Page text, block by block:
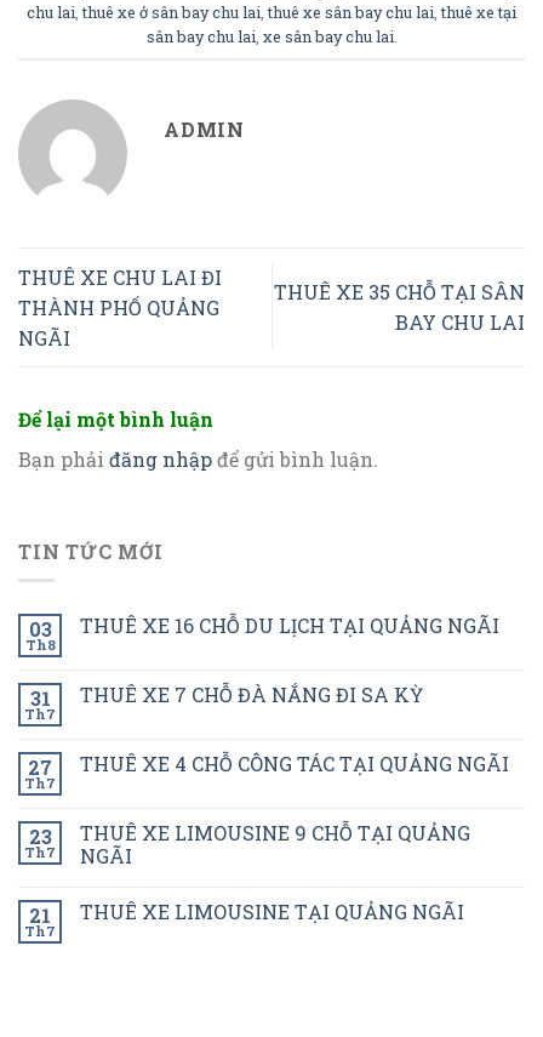
chu lai ,thuê xe ở sân bay chu lai ,thuê xe sân bay chu lai ,thuê xe tại
sân bay chu lai xe sân bay chu lai
ADMIN
THUÊ XE CHU LAI ĐI
THÀNH PHỐ QUẢNG
NGÃI
THUÊ XE 35 CHỖ TẠI SÂN
BAY CHU LAI
Để lại một bình luận
Bạn phải đăng nhậpđể gửi bình luận.
TIN TỨC MỚI
03
Th8
THUÊ XE 16 CHỖ DU LỊCH TẠI QUẢNG NGÃI
31
Th7
THUÊ XE 7 CHỖ ĐÀ NẮNG ĐI SA KỲ
27
Th7
THUÊ XE 4 CHỖ CÔNG TÁC TẠI QUẢNG NGÃI
23
Th7
THUÊ XE LIMOUSINE 9 CHỖ TẠI QUẢNG
NGÃI
21
Th7
THUÊ XE LIMOUSINE TẠI QUẢNG NGÃI